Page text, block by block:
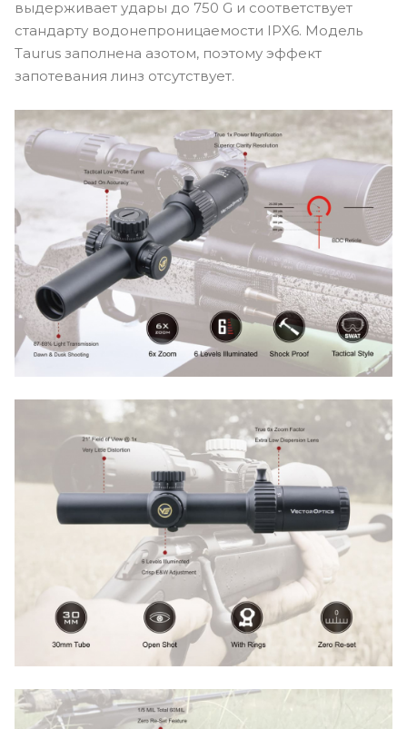
выдерживает удары до 750 G и соответствует
стандарту водонепроницаемости IPX6. Модель
Taurus заполнена азотом, поэтому эффект
запотевания линз отсутствует.